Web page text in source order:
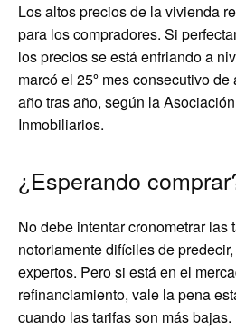
Los altos precios de la vivienda
para los compradores. Si
los precios se está enfriando a
marcó el 25º mes consecutivo
año tras año, según la
Inmobiliarios.
¿Esperando
No debe intentar cronometrar las
notoriamente difíciles de
expertos. Pero si está en el
refinanciamiento, vale la pena
cuando las tarifas son más